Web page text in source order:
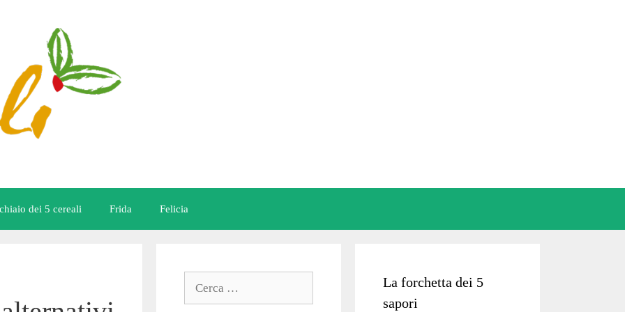
dei 5 cereali Frida Felicia
La forchetta dei 5
sapori